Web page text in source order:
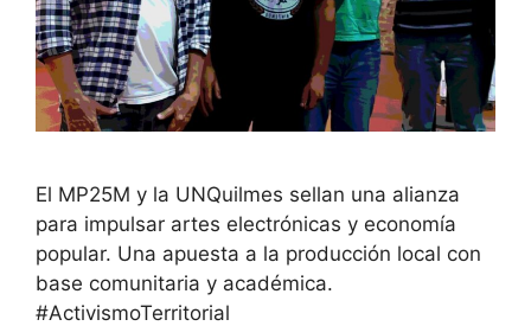
El MP25M y la UNQuilmes sellan una alianza
para impulsar artes electrónicas y economía
popular. Una apuesta a la producción local con
base comunitaria y académica.
#ActivismoTerritorial